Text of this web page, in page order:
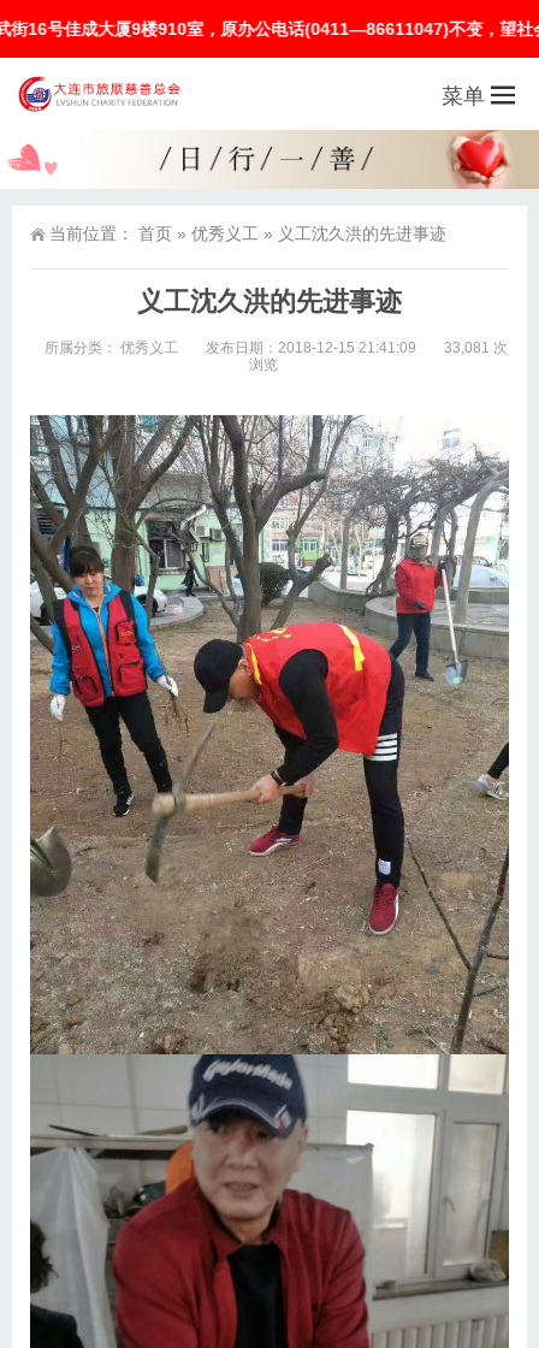
佳成大厦9楼910室，原办公电话(0411—86611047)不变，望社会大众
菜单
当前位置： 首页 » 优秀义工 » 义工沈久洪的先进事迹
义工沈久洪的先进事迹
所属分类： 优秀义工 发布日期：2018-12-15 21:41:09
33,081 次
浏览